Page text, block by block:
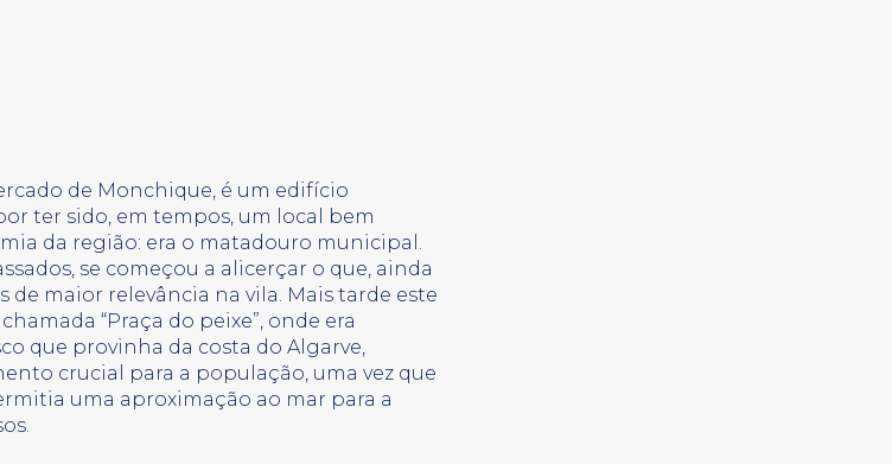
de Monchique, é um edifício
ter sido, em tempos, um local bem
da região: era o matadouro municipal.
se começou a alicerçar o que, ainda
de maior relevância na vila. Mais tarde este
“Praça do peixe”, onde era
que provinha da costa do Algarve,
crucial para a população, uma vez que
uma aproximação ao mar para a